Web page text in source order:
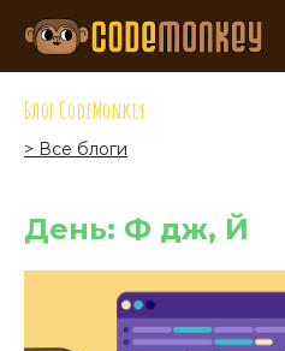
Блог CodeMonkey
> Все блоги
День: Ф дж, Й